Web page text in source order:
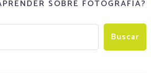
SOBRE FOTOGRAFÍA?